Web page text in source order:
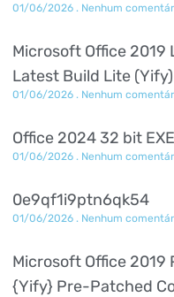
01/06/2026 Nenhum
Microsoft Office 2019
Latest Build Lite
01/06/2026 Nenhum
Office 2024 32 bit
01/06/2026 Nenhum
0e9qf1i9ptn6qk54
01/06/2026 Nenhum
Microsoft Office 2019
{Yify} Pre-Patched